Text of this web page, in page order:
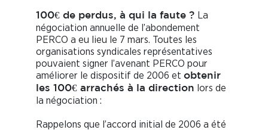
100€ de perdus, à qui la faute ? La
négociation annuelle de l’abondement
PERCO a eu lieu le 7 mars. Toutes les
organisations syndicales représentatives
pouvaient signer l’avenant PERCO pour
améliorer le dispositif de 2006 et obtenir
les 100€ arrachés à la direction lors de
la négociation :
Rappelons que l’accord initial de 2006 a été